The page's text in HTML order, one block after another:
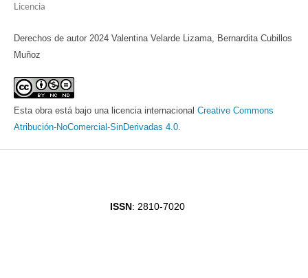
Licencia
Derechos de autor 2024 Valentina Velarde Lizama, Bernardita Cubillos
Muñoz
Esta obra está bajo una licencia internacional Creative Commons
Atribución-NoComercial-SinDerivadas 4.0.
ISSN: 2810-7020